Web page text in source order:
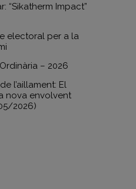
“Sikatherm Impact”
electoral per a la
– 2026
l’aillament: El
nova envolvent
2026)